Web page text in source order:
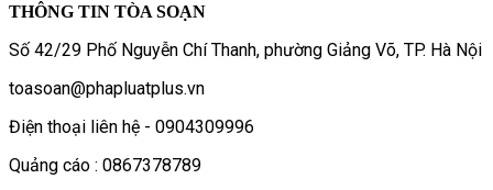
THÔNG TIN TÒA SOẠN
Số 42/29 Phố Nguyễn Chí Thanh, phường Giảng Võ, TP. Hà Nội
toasoan@phapluatplus.vn
Điện thoại liên hệ - 0904309996
Quảng cáo : 0867378789